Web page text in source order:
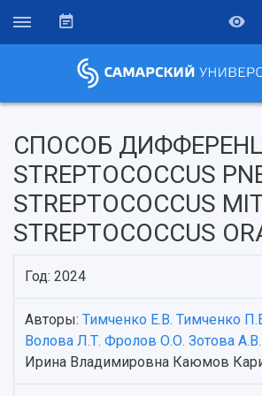
НАЗАД
Об университете
Новости
Образование
Научно-исследовательская
СПОСОБ
STREPTOCOCCUS
STREPTOCOCCUS
STREPTOCOCCUS
Год: 2024
Авторы: Тимченко Е.В. Тимченко
Волова Л.Т. Фролов О.О. Зотова А.В.
Ирина Владимировна Каюмов